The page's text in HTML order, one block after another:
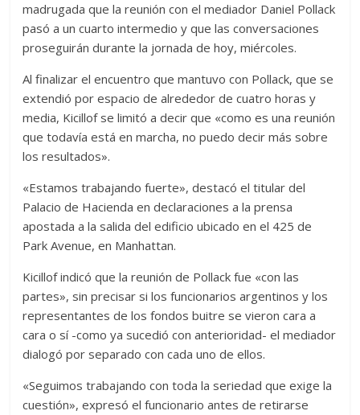
madrugada que la reunión con el mediador Daniel Pollack
pasó a un cuarto intermedio y que las conversaciones
proseguirán durante la jornada de hoy, miércoles.
Al finalizar el encuentro que mantuvo con Pollack, que se
extendió por espacio de alrededor de cuatro horas y
media, Kicillof se limitó a decir que «como es una reunión
que todavía está en marcha, no puedo decir más sobre
los resultados».
«Estamos trabajando fuerte», destacó el titular del
Palacio de Hacienda en declaraciones a la prensa
apostada a la salida del edificio ubicado en el 425 de
Park Avenue, en Manhattan.
Kicillof indicó que la reunión de Pollack fue «con las
partes», sin precisar si los funcionarios argentinos y los
representantes de los fondos buitre se vieron cara a
cara o sí -como ya sucedió con anterioridad- el mediador
dialogó por separado con cada uno de ellos.
«Seguimos trabajando con toda la seriedad que exige la
cuestión», expresó el funcionario antes de retirarse